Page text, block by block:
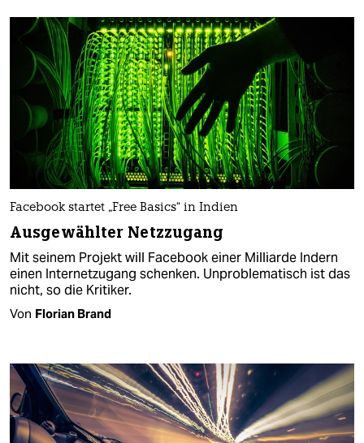
Facebook startet „Free Basics“ in Indien
Ausgewählter Netzzugang
Mit seinem Projekt will Facebook einer Milliarde Indern
einen Internetzugang schenken. Unproblematisch ist das
nicht, so die Kritiker.
Von Florian Brand